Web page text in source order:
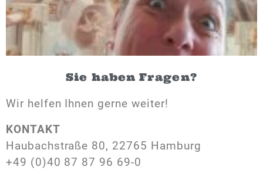
Sie haben Fragen?
Wir helfen Ihnen gerne weiter!
KONTAKT
Haubachstraße 80, 22765 Hamburg
+49 (0)40 87 87 96 69-0